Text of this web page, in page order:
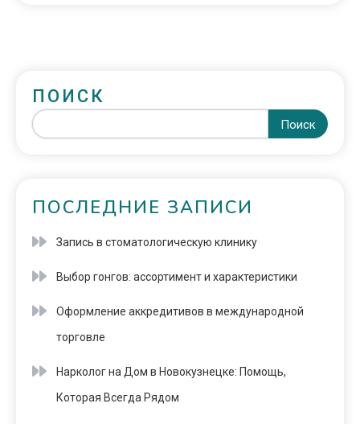
ПОИСК
Поиск
ПОСЛЕДНИЕ ЗАПИСИ
Запись в стоматологическую клинику
Выбор гонгов: ассортимент и характеристики
Оформление аккредитивов в международной
торговле
Нарколог на Дом в Новокузнецке: Помощь,
Которая Всегда Рядом